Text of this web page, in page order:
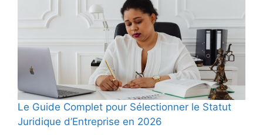
Le Guide Complet pour Sélectionner le Statut
Juridique d’Entreprise en 2026